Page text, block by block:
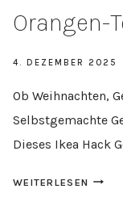
Orangen-
4. DEZEMBER 2025
Ob Weihnachten,
Selbstgemachte
Dieses Ikea Hack
WEITERLESEN IKEA